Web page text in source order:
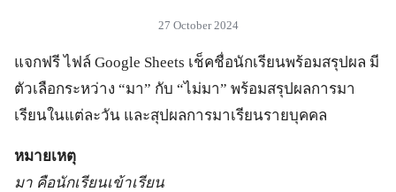
27 October 2024
แจกฟรี ไฟล์ Google Sheets เช็คชื่อนักเรียนพร้อมสรุปผล มี
ตัวเลือกระหว่าง “มา” กับ “ไม่มา” พร้อมสรุปผลการมา
เรียนในแต่ละวัน และสุปผลการมาเรียนรายบุคคล
หมายเหตุ
มา คือนักเรียนเข้าเรียน